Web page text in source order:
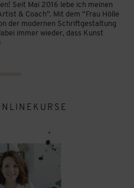
Seit Mai 2016 lebe ich meinen
& Coach”. Mit dem “Frau Hölle
der modernen Schriftgestaltung
immer wieder, dass Kunst